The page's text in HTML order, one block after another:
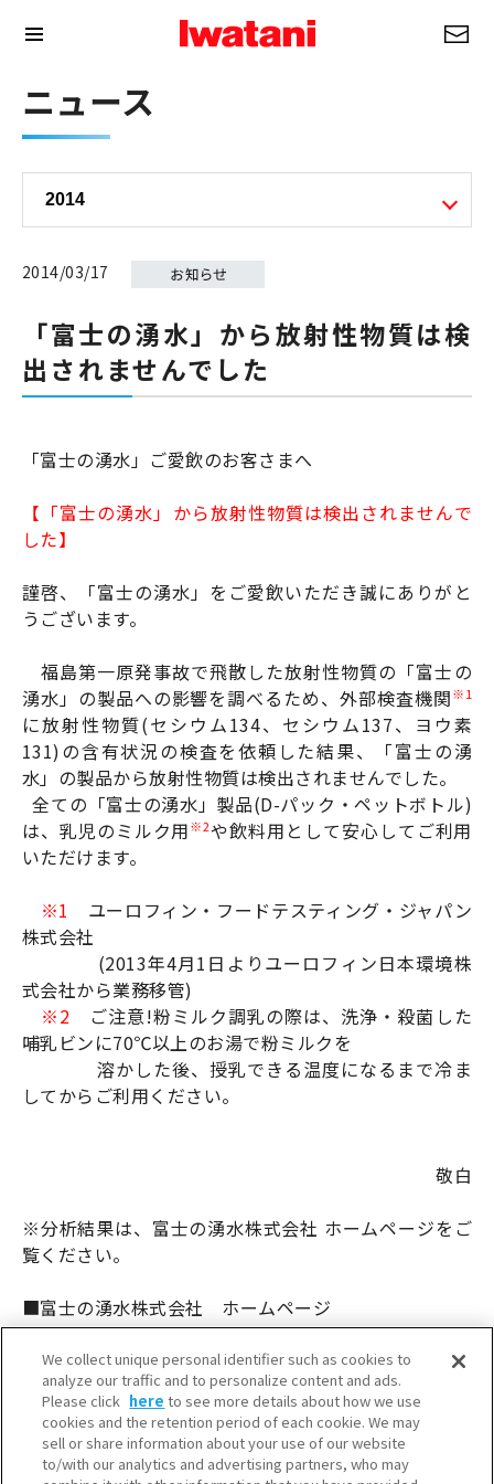
ニュース
2014/03/17
「富士の湧水」から放射性物質は検
出されませんでした
「富士の湧水」ご愛飲のお客さまへ
【「富士の湧水」から放射性物質は検出されませんで
した】
謹啓、「富士の湧水」をご愛飲いただき誠にありがと
うございます。
福島第一原発事故で飛散した放射性物質の「富士の
湧水」の製品への影響を調べるため、外部検査機関※1
に放射性物質(セシウム134、セシウム137、ヨウ素
131)の含有状況の検査を依頼した結果、「富士の湧
水」の製品から放射性物質は検出されませんでした。
全ての「富士の湧水」製品(D-パック・ペットボトル)
は、乳児のミルク用※2や飲料用として安心してご利用
いただけます。
※1
ユーロフィン・フードテスティング・ジャパン
株式会社
(2013年4月1日よりユーロフィン日本環境株
式会社から業務移管)
※2 ご注意!粉ミルク調乳の際は、洗浄・殺菌した
哺乳ビンに70℃以上のお湯で粉ミルクを
溶かした後、授乳できる温度になるまで冷ま
してからご利用ください。
敬白
※分析結果は、富士の湧水株式会社 ホームページをご
覧ください。
■富士の湧水株式会社 ホームページ
http://www.f-you-sui.co.jp/
We collect unique personal identifier such as cookies to
analyze our traffic and to personalize content and ads.
Please click here to see more details about how we use
cookies and the retention period of each cookie. We may
sell or share information about your use of our website
to/with our analytics and advertising partners, who may